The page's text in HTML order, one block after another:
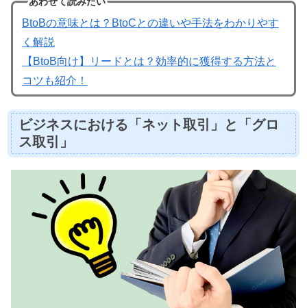
BtoBの意味とは？BtoCとの違いや手法をわかりやす
く解説
【BtoB向け】リードとは？効率的に獲得する方法と
コツも紹介！
ビジネスにおける「ネット取引」と「グロ
ス取引」